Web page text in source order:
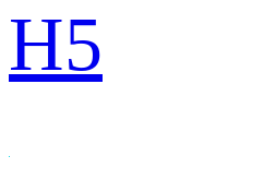
H5